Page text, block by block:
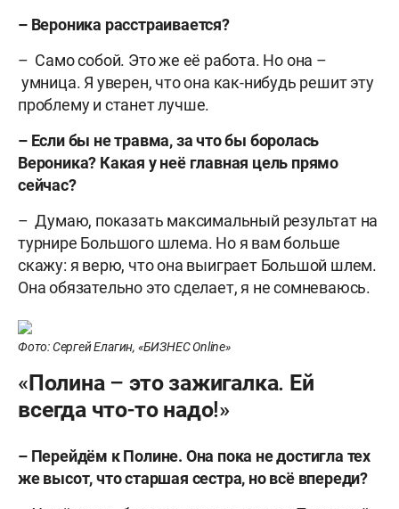
– Вероника расстраивается?
– Само собой. Это же её работа. Но она –
умница. Я уверен, что она как-нибудь решит эту
проблему и станет лучше.
– Если бы не травма, за что бы боролась
Вероника? Какая у неё главная цель прямо
сейчас?
– Думаю, показать максимальный результат на
турнире Большого шлема. Но я вам больше
скажу: я верю, что она выиграет Большой шлем.
Она обязательно это сделает, я не сомневаюсь.
Фото: Сергей Елагин, «БИЗНЕС Online»
«Полина – это зажигалка. Ей
всегда что-то надо!»
– Перейдём к Полине. Она пока не достигла тех
же высот, что старшая сестра, но всё впереди?